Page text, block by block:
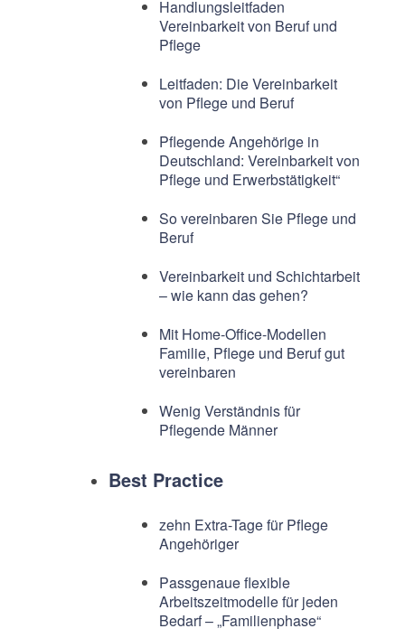
Handlungsleitfaden
Vereinbarkeit von Beruf und
Pflege
Leitfaden: Die Vereinbarkeit
von Pflege und Beruf
Pflegende Angehörige in
Deutschland: Vereinbarkeit von
Pflege und Erwerbstätigkeit“
So vereinbaren Sie Pflege und
Beruf
Vereinbarkeit und Schichtarbeit
– wie kann das gehen?
Mit Home-Office-Modellen
Familie, Pflege und Beruf gut
vereinbaren
Wenig Verständnis für
Pflegende Männer
Best Practice
zehn Extra-Tage für Pflege
Angehöriger
Passgenaue flexible
Arbeitszeitmodelle für jeden
Bedarf – „Familienphase“